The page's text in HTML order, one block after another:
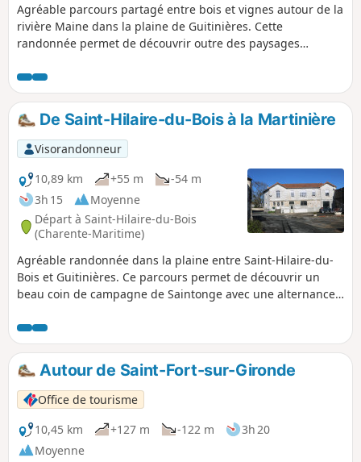
Agréable parcours partagé entre bois et vignes autour de la
rivière Maine dans la plaine de Guitinières. Cette
randonnée permet de découvrir outre des paysages
et plusieurs moulins.
De Saint-Hilaire-du-Bois à la Martinière
Visorandonneur
10,89 km
+55 m
-54 m
3h 15
Moyenne
Départ à Saint-Hilaire-du-Bois
(Charente-Maritime)
Agréable randonnée dans la plaine entre Saint-Hilaire-du-
Bois et Guitinières. Ce parcours permet de découvrir un
beau coin de campagne de Saintonge avec une alternance
également de beaux exemples du bâti traditionnel.
Autour de Saint-Fort-sur-Gironde
Office de tourisme
10,45 km
+127 m -122 m
3h 20
Moyenne